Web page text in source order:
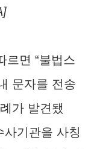
르면 “불법스
문자를 전송
가 발견됐
사기관을 사칭